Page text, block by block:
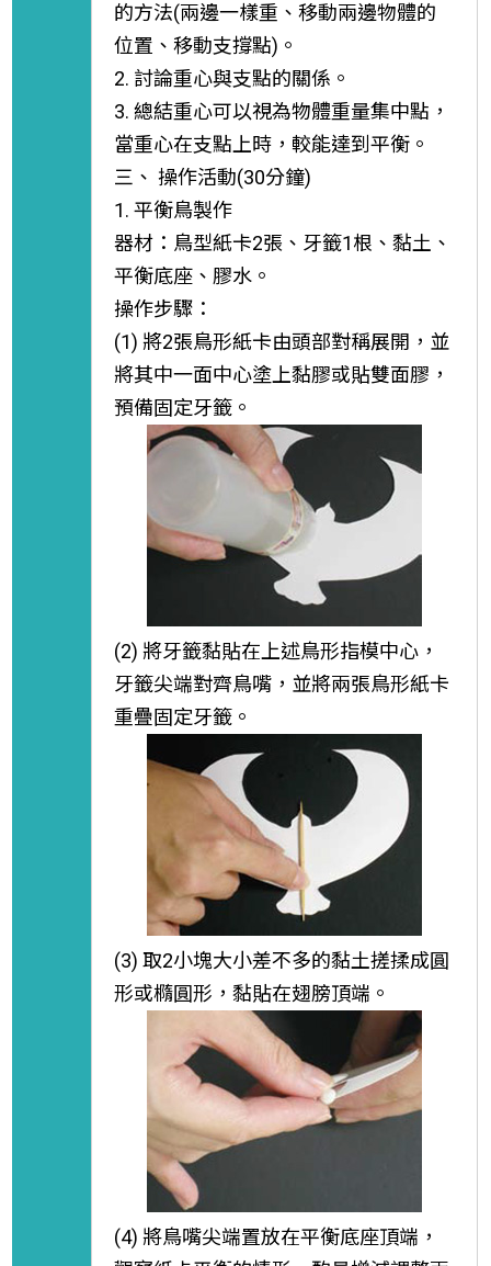
的方法(兩邊一樣重、移動兩邊物體的
位置、移動支撐點)。
2. 討論重心與支點的關係。
3. 總結重心可以視為物體重量集中點，
當重心在支點上時，較能達到平衡。
三、 操作活動(30分鐘)
1. 平衡鳥製作
器材：鳥型紙卡2張、牙籤1根、黏土、
平衡底座、膠水。
操作步驟：
(1) 將2張鳥形紙卡由頭部對稱展開，並
將其中一面中心塗上黏膠或貼雙面膠，
預備固定牙籤。
(2) 將牙籤黏貼在上述鳥形指模中心，
牙籤尖端對齊鳥嘴，並將兩張鳥形紙卡
重疊固定牙籤。
(3) 取2小塊大小差不多的黏土搓揉成圓
形或橢圓形，黏貼在翅膀頂端。
(4) 將鳥嘴尖端置放在平衡底座頂端，